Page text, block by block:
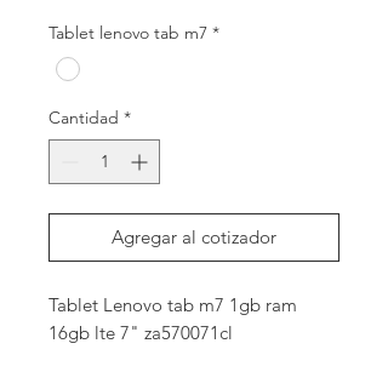
Tablet lenovo tab m7 *
Cantidad *
Agregar al cotizador
Tablet Lenovo tab m7 1gb ram
16gb lte 7" za570071cl